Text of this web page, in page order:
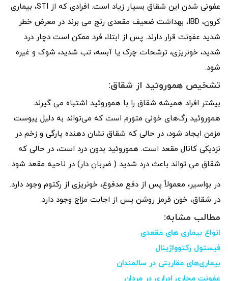
عفونی شدن این شقاق بسیار زیاد است. افرادی که از STI، بیماری
کرون، IBD، بهداشت ضعیف مقعدی رنج می برند در معرض خطر
شدید عفونت قرار دارند. پس از ابتلا، فرد ممکن است دچار درد
شدید، خونریزی، ترشحات چرک یا آبسه، تب شدید، شوک و غیره
شود.
تشخیص هموروئید از شقاق:
بیشتر افراد همیشه شقاق را با هموروئید اشتباه می گیرند.
هموروئید رگ‌های خونی متورم است که می‌تواند به دلیل یبوست
مزمن ایجاد شود، در حالی که شقاق نشان دهنده پارگی و زخم در
نزدیکی کانال مقعد است. هموروئید بدون درد است، در حالی که
شقاق می تواند باعث درد شدید ( ضربان دار) در ناحیه مقعد شود.
در بواسیر، معمولاً پس از دفع مدفوع، خونریزی از رکتوم وجود دارد.
در شقاق، خون قرمز روشن پس از اجابت مزاج وجود دارد.
مطالب مشابه:
انواع بیماری های مقعدی
فیستول رکتوواژینال
بیماری‌های مقاربتی در سالمندان
عفونت مجاری ادراری در مردان